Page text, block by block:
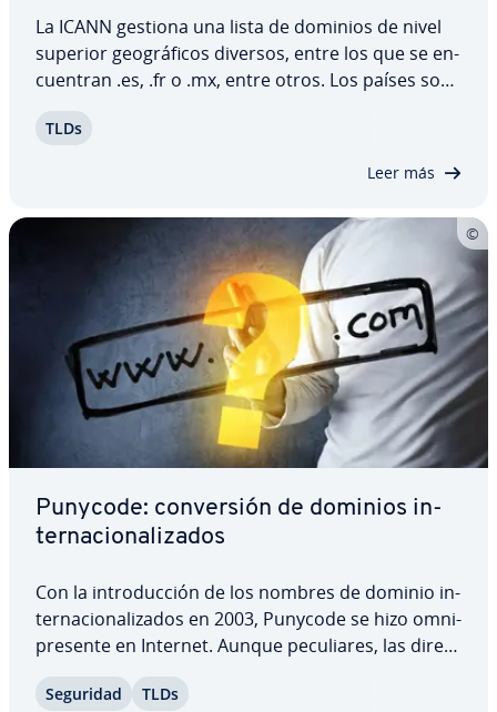
La ICANN gestiona una lista de dominios de nivel
superior geo­grá­fi­cos diversos, entre los que se en­
cue­n­tran .es, .fr o .mx, entre otros. Los países son
ad­ju­di­ca­ción, de forma que existen grandes di­fe­re­
TLDs
Leer más
Punycode: co­n­ve­r­sión de dominios in­
te­r­na­cio­na­li­za­dos
Con la in­tro­du­c­ción de los nombres de dominio in­
te­r­na­cio­na­li­za­dos en 2003, Punycode se hizo om­ni­
pre­se­n­te en Internet. Aunque pe­cu­lia­res, las di­re­c­
cumplen una función im­po­r­ta­n­te: codifican ca­ra­c­
Seguridad TLDs